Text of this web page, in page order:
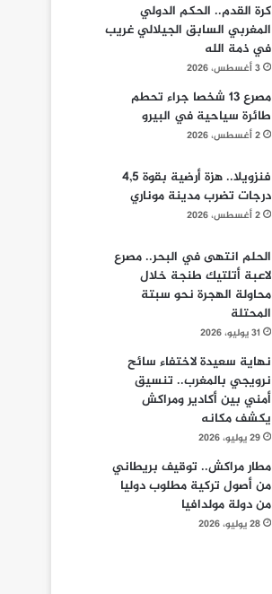
كرة القدم.. الحكم الدولي
المغربي السابق الجيلالي غريب
في ذمة الله
3 أغسطس، 2026
مصرع 13 شخصا جراء تحطم
طائرة سياحية في البيرو
2 أغسطس، 2026
فنزويلا.. هزة أرضية بقوة 4,5
درجات تضرب مدينة موناري
2 أغسطس، 2026
الحلم انتهى في البحر.. مصرع
لاعبة أتلتيك طنجة خلال
محاولة الهجرة نحو سبتة
المحتلة
31 يوليو، 2026
نهاية سعيدة لاختفاء سائح
نرويجي بالمغرب.. تنسيق
أمني بين أكادير ومراكش
يكشف مكانه
29 يوليو، 2026
مطار مراكش.. توقيف بريطاني
من أصول تركية مطلوب دوليا
من دولة مولدافيا
28 يوليو، 2026